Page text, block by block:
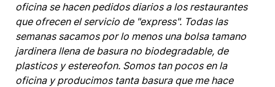
oficina se hacen pedidos diarios a los restaurantes
que ofrecen el servicio de "express". Todas las
semanas sacamos por lo menos una bolsa tamano
jardinera llena de basura no biodegradable, de
plasticos y estereofon. Somos tan pocos en la
oficina y producimos tanta basura que me hace